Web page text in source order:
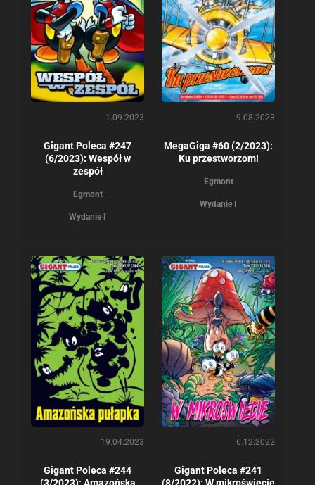
1.09.2023
Gigant Poleca #247
(6/2023): Wespół w
zespół
Egmont
Wydanie I
9.08.2023
MegaGiga #60 (2/2023):
Ku przestworzom!
Egmont
Wydanie I
19.04.2023
Gigant Poleca #244
(3/2023): Amazońska
6.12.2022
Gigant Poleca #241
(8/2022): W mikroświecie